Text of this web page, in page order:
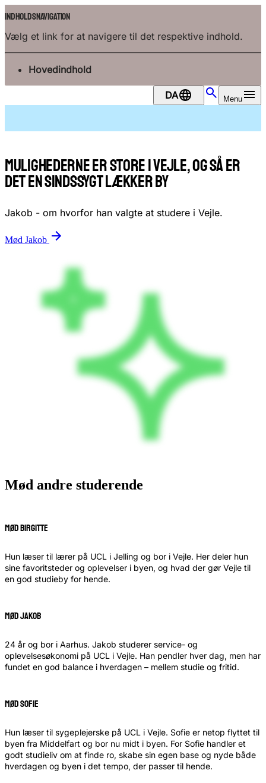
Indholdsnavigation
Vælg et link for at navigere til det respektive indhold.
gå til
Hovedindhold
DA Menu
det en sindssygt lækker by
Jakob - om hvorfor han valgte at studere i Vejle.
Mød Jakob
Mød andre studerende
Mød Birgitte
Hun læser til lærer på UCL i Jelling og bor i Vejle. Her deler hun
sine favoritsteder og oplevelser i byen, og hvad der gør Vejle til
en god studieby for hende.
Mød Jakob
24 år og bor i Aarhus. Jakob studerer service- og
oplevelsesøkonomi på UCL i Vejle. Han pendler hver dag, men har
fundet en god balance i hverdagen – mellem studie og fritid.
Mød Sofie
Hun læser til sygeplejerske på UCL i Vejle. Sofie er netop flyttet til
byen fra Middelfart og bor nu midt i byen. For Sofie handler et
godt studieliv om at finde ro, skabe sin egen base og nyde både
hverdagen og byen i det tempo, der passer til hende.